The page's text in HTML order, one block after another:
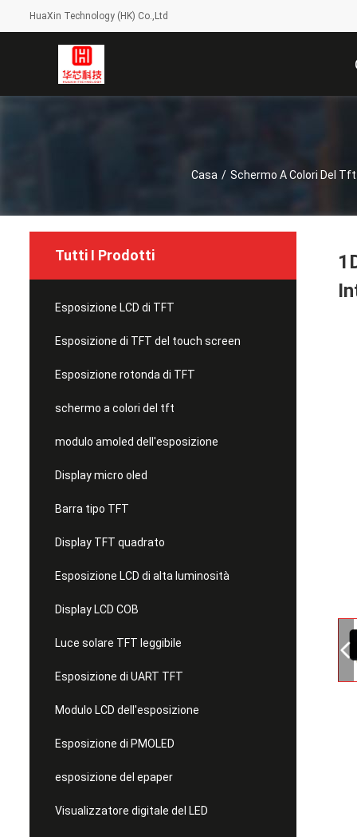
HuaXin Technology (HK) Co.,Ltd
Casa / Schermo A Colori Del Tft
Tutti I Prodotti
Esposizione LCD di TFT
Esposizione di TFT del touch screen
Esposizione rotonda di TFT
schermo a colori del tft
modulo amoled dell'esposizione
Display micro oled
Barra tipo TFT
Display TFT quadrato
Esposizione LCD di alta luminosità
Display LCD COB
Luce solare TFT leggibile
Esposizione di UART TFT
Modulo LCD dell'esposizione
Esposizione di PMOLED
esposizione del epaper
Visualizzatore digitale del LED